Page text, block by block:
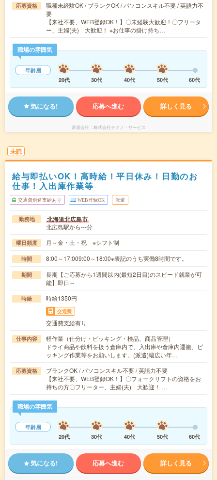
応募資格
職種未経験OK / ブランクOK / パソコンスキル不要 / 英語力不
要
【来社不要、WEB登録OK！】〇未経験大歓迎！〇フリータ
ー、主婦(夫) 大歓迎！ ※お仕事の掛け持ち…
職場の雰囲気
年齢層
20代
30代 40代 50代 60代
気になる! 応募へ進む 詳しく見る
派遣会社 株式会社テクノ・サービス
未読
給与即払いOK！高時給！平日休み！日勤のお
仕事！入出庫作業等
交通費別途支給あり WEB登録OK 派遣
勤務地 北海道北広島市
北広島駅から---分
曜日頻度 月～金・土・祝 ※シフト制
時間 8:00～17:009:00～18:00※表記のうち実働8時間です。
期間
長期【ご応募から1週間以内(最短2日目)のスピード就業が可
能】即日～
時給 時給1350円
交通費
交通費支給有り
仕事内容
軽作業（仕分け・ピッキング・検品、商品管理）
ドライ商品や飲料を扱う倉庫内で、入出庫や倉庫内運搬、ピ
ッキング作業等をお願いします。(派遣)幅広い年…
応募資格
ブランクOK / パソコンスキル不要 / 英語力不要
【来社不要、WEB登録OK！】〇フォークリフトの資格をお
持ちの方〇フリーター、主婦(夫) 大歓迎！ …
職場の雰囲気
年齢層
20代
30代 40代 50代 60代
気になる! 応募へ進む 詳しく見る